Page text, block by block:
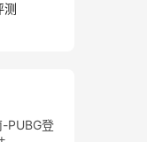
测
PUBG登